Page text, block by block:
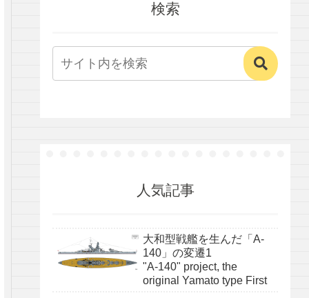
検索
人気記事
大和型戦艦を生んだ「A-
140」の変遷1
"A-140" project, the
original Yamato type First